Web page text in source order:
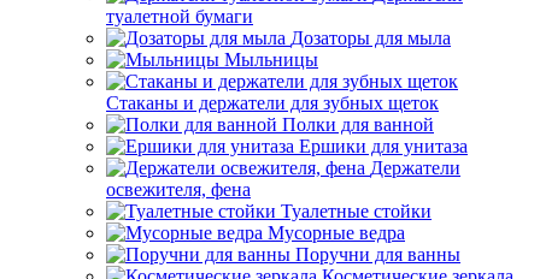
туалетной бумаги
Дозаторы для мыла
Мыльницы
Стаканы и держатели для зубных щеток
Полки для ванной
Ершики для унитаза
Держатели
освежителя, фена
Туалетные стойки
Мусорные ведра
Поручни для ванны